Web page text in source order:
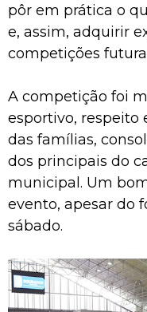
pôr em prática o
e, assim, adquirir
competições
A competição foi
esportivo, respeito
das famílias,
dos principais do
municipal. Um
evento, apesar do
sábado.